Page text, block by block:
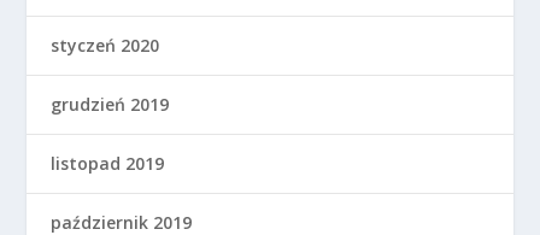
styczeń 2020
grudzień 2019
listopad 2019
październik 2019